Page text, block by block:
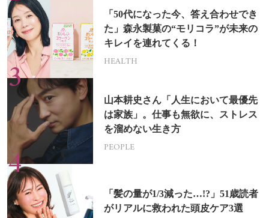
「50代になった今、答え合わせでき
た」森永製菓の“モリコラ”が未来の
キレイを連れてくる！
HEALTH
山本耕史さん「人生において最優先
は家族」。仕事も無欲に、ストレス
を溜めない生き方
PEOPLE
「髪の量が1/3減った…!?」51歳読者
がリアルに救われた頭皮ケア3選